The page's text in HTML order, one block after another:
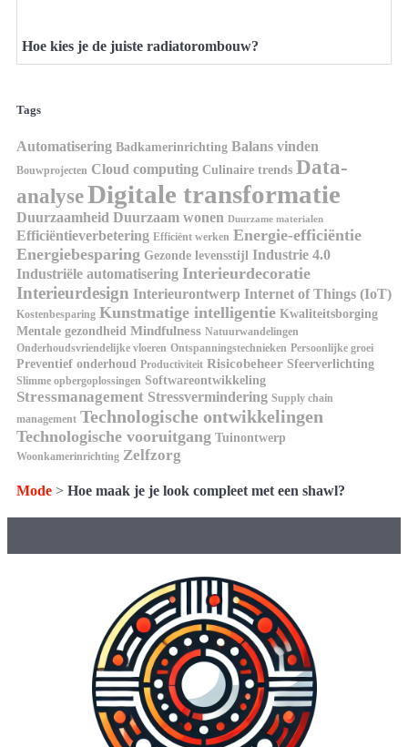
Hoe kies je de juiste radiatorombouw?
Tags
Automatisering Badkamerinrichting Balans vinden
Bouwprojecten Cloud computing Culinaire trends Data-
analyseDigitale transformatie
Duurzaamheid Duurzaam wonen Duurzame materialen
Efficiëntieverbetering Efficiënt werken Energie-efficiëntie
Energiebesparing Gezonde levensstijl Industrie 4.0
Industriële automatisering Interieurdecoratie
Interieurdesign Interieurontwerp Internet of Things (IoT)
Kostenbesparing Kunstmatige intelligentie Kwaliteitsborging
Mentale gezondheid Mindfulness Natuurwandelingen
Onderhoudsvriendelijke vloeren Ontspanningstechnieken Persoonlijke groei
Preventief onderhoud Productiviteit Risicobeheer Sfeerverlichting
Slimme opbergoplossingen Softwareontwikkeling
Stressmanagement Stressvermindering Supply chain
management Technologische ontwikkelingen
Technologische vooruitgang Tuinontwerp
Woonkamerinrichting Zelfzorg
Mode > Hoe maak je je look compleet met een shawl?